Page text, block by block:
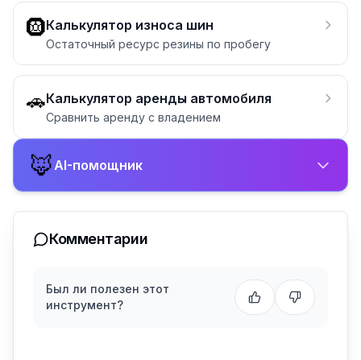
🛞Калькулятор износа шин
Остаточный ресурс резины по пробегу
🚗Калькулятор аренды автомобиля
Сравнить аренду с владением
🦊AI-помощник
Комментарии
Был ли полезен этот
инструмент?